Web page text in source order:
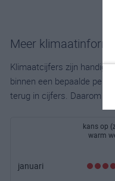
Meer
Klimaatcijfers zijn handig,
binnen een bepaalde
terug in cijfers. Daarom
kans op
warm
januari